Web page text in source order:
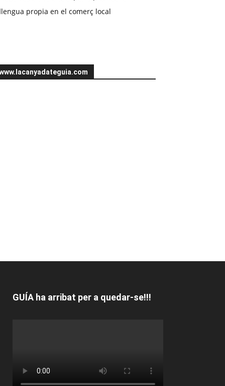
llengua propia en el comerç local
GUÍA ha arribat per a quedar-se!!!